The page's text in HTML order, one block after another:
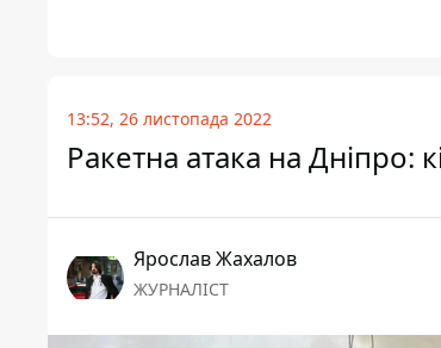
13:52, 26 листопада 2022
Ракетна атака на Дніпро:
Ярослав Жахалов
ЖУРНАЛІСТ